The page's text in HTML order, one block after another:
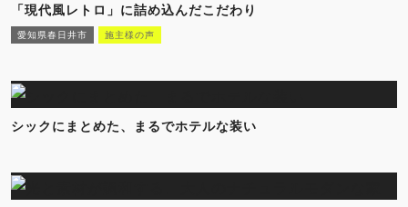
「現代風レトロ」に詰め込んだこだわり
愛知県春日井市 施主様の声
シックにまとめた、まるでホテルな装い